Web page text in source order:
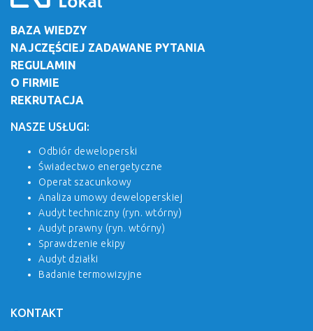
BAZA WIEDZY
NAJCZĘŚCIEJ ZADAWANE PYTANIA
REGULAMIN
O FIRMIE
REKRUTACJA
NASZE USŁUGI:
Odbiór deweloperski
Świadectwo energetyczne
Operat szacunkowy
Analiza umowy deweloperskiej
Audyt techniczny (ryn. wtórny)
Audyt prawny (ryn. wtórny)
Sprawdzenie ekipy
Audyt działki
Badanie termowizyjne
KONTAKT